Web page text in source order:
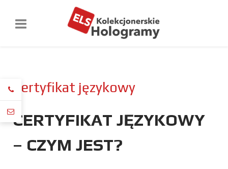
Certyfikat językowy
CERTYFIKAT JĘZYKOWY
– CZYM JEST?